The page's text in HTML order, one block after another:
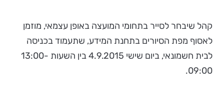
קהל שיבחר לסייר בתחומי המועצה באופן עצמאי, מוזמן
לאסוף מפת הסיורים בתחנת המידע, שתעמוד בכניסה
לבית חשמונאי, ביום שישי 4.9.2015 בין השעות 13:00-
09:00.